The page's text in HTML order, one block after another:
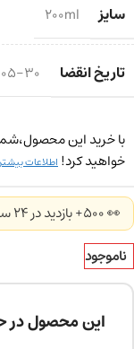
سایز 200ml
تاریخ انقضا 30
با خرید این
خواهید کرد! اطلاعات بیشتر
👀 500+ بازدید در ۲۴ ساعت اخیر
ناموجود
این محصول در